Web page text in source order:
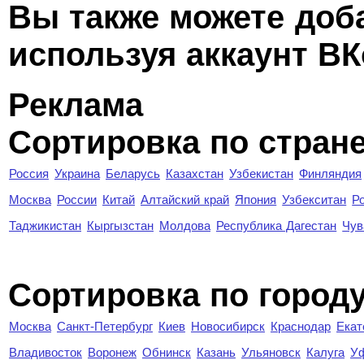
Вы также можете
используя аккаунт
Реклама
Сортировка по
Россия Украина Беларусь Казахстан Узбекистан Финляндия
Москва России Китай Алтайский край Япония Узбекситан
Таджикистан Кыргызстан Молдова Республика Дагестан
Cортировка по
Москва Санкт-Петербург Киев Новосибирск Краснодар
Владивосток Воронеж Обнинск Казань Ульяновск Калуга